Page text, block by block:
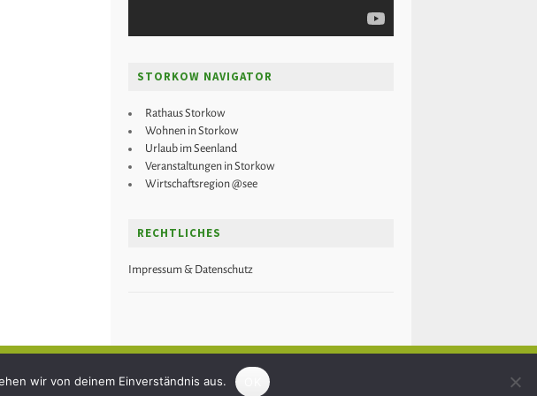
STORKOW NAVIGATOR
Rathaus Storkow
Wohnen in Storkow
Urlaub im Seenland
Veranstaltungen in Storkow
Wirtschaftsregion @see
RECHTLICHES
Impressum & Datenschutz
© 2023storkowplus.de· Ein Produkt aus dem
wir von deinem Einverständnis aus.